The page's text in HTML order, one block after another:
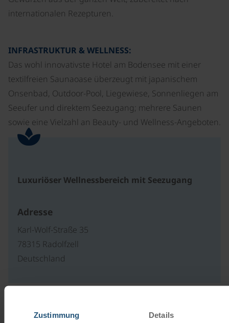
Zustimmung Details
internationalen Rezepturen.
INFRASTRUKTUR & WELLNESS:
Das wohl innovativste Hotel am Bodensee mit einer
textilfreien Saunaoase überzeugt mit japanischem
Onsenbad, Outdoor-Pool, Liegewiese, Sonnenliegen am
Seeufer und direktem Seezugang; mehrere Saunen
sowie eine Vielzahl an Beauty- und Wellness-Angeboten.
Luxuriöser Wellnessbereich mit Seezugang
Adresse
Karl-Wolf-Straße 35
78315 Radolfzell
Deutschland